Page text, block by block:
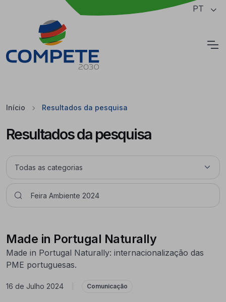
Saltar para o conteúdo principal da página PT
Início Resultados da pesquisa
Resultados da pesquisa
Made in Portugal Naturally
Made in Portugal Naturally: internacionalização das
PME portuguesas.
16 de Julho 2024 Comunicação